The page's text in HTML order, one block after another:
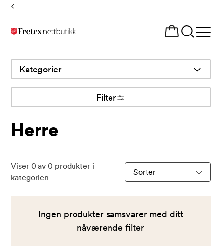
Tilbake
til
Åpne
Herre
Kategorier
Filter
Viser 0 av 0 produkter i
kategorien
Sorter
produkter
Ingen produkter samsvarer med ditt
nåværende filter